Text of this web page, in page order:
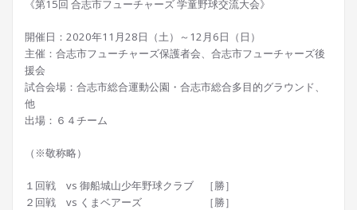
《第15回 合志市フューチャーズ 学童野球交流大会》
開催日：2020年11月28日（土）～12月6日（日）
主催：合志市フューチャーズ保護者会、合志市フューチャーズ後
援会
試合会場：合志市総合運動公園・合志市総合多目的グラウンド、
他
出場：６４チーム
（※敬称略）
１回戦 vs 御船城山少年野球クラブ ［勝］
２回戦 vs くまベアーズ ［勝］